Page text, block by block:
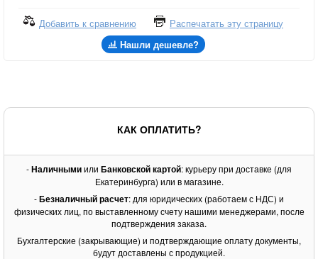
Добавить к сравнению
Распечатать эту страницу
Нашли дешевле?
КАК ОПЛАТИТЬ?
-Наличнымиили Банковской картой: курьеру при доставке (для
Екатеринбурга) или в магазине.
-Безналичный расчет: для юридических (работаем с НДС) и
физических лиц, по выставленному счету нашими менеджерами, после
подтверждения заказа.
Бухгалтерские (закрывающие) и подтверждающие оплату документы,
будут доставлены с продукцией.